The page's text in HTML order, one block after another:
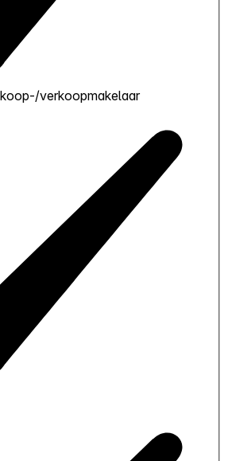
verkoopmakelaar